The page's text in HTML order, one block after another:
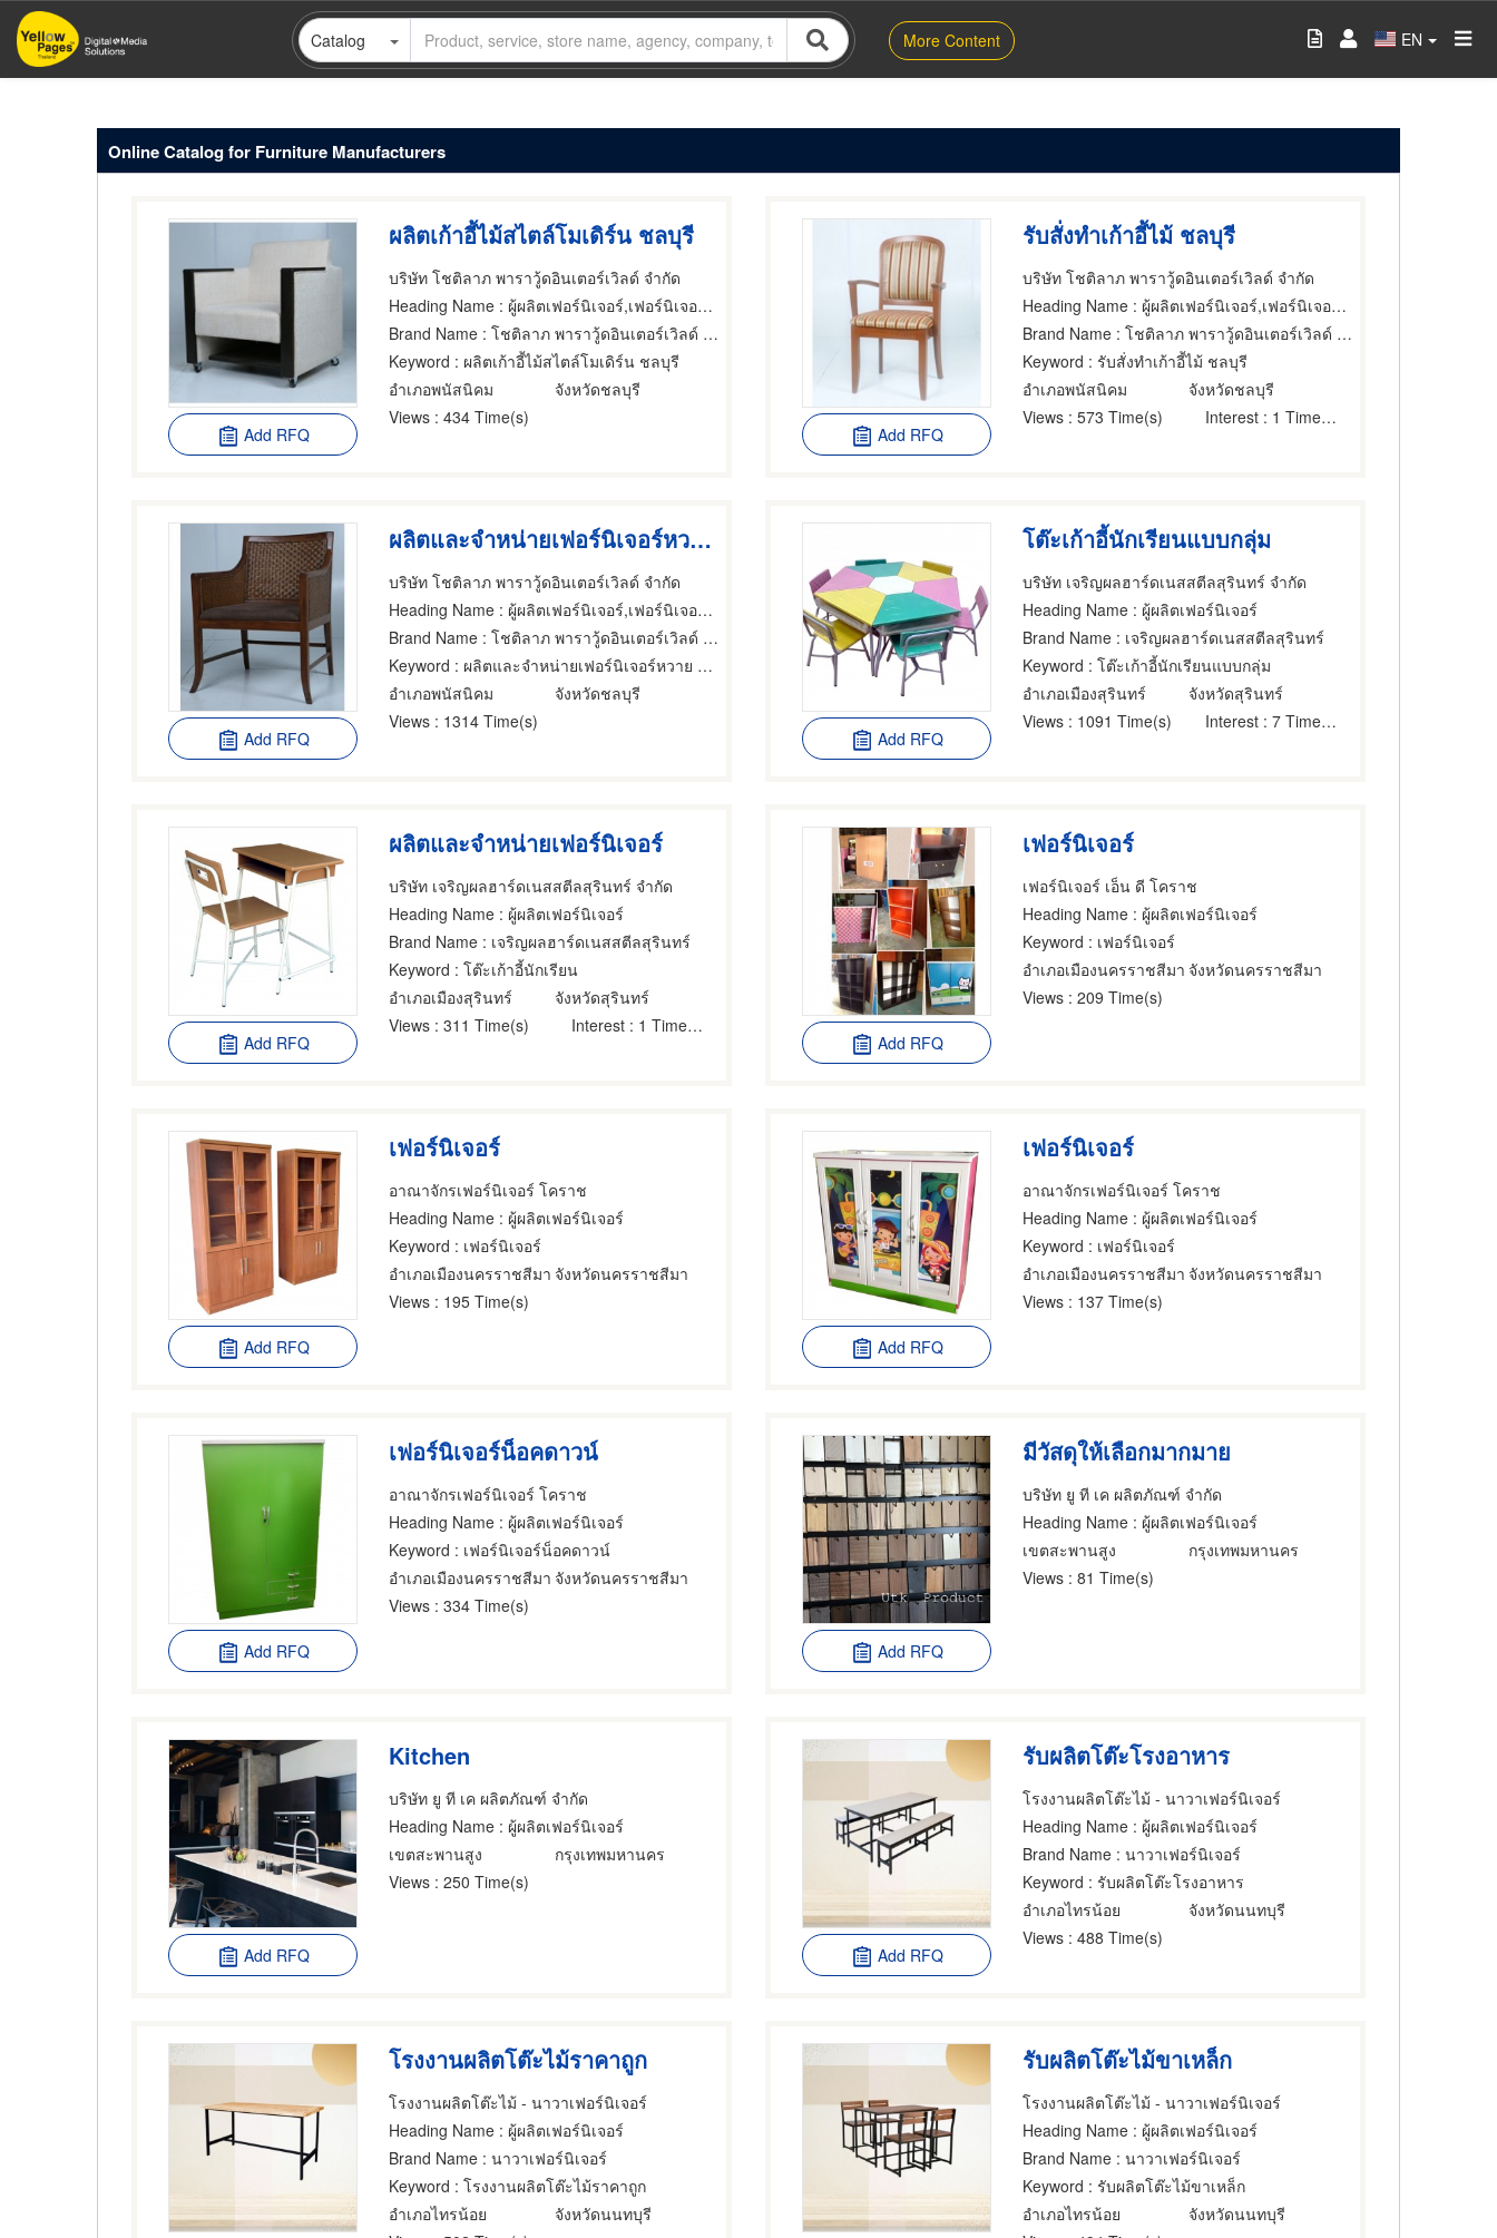
Skip
main
Catalog More Content EN
Online Catalog for Furniture Manufacturers
Add RFQ
ผลิตเก้าอี้ไม้สไตล์โมเดิร์น ชลบุรี
บริษัท โชติลาภ พาราวู้ดอินเตอร์เวิลด์ จำกัด
Heading Name : ผู้ผลิตเฟอร์นิเจอร์,เฟอร์นิเจอร์ทำตามสั่ง,ผู้ผลิตเฟอร์นิเจอร์
Brand Name : โชติลาภ พาราวู้ดอินเตอร์เวิลด์ ชลบุรี
Keyword : ผลิตเก้าอี้ไม้สไตล์โมเดิร์น ชลบุรี
อำเภอพนัสนิคม
จังหวัดชลบุรี
Views : 434 Time(s)
Add RFQ
รับสั่งทำเก้าอี้ไม้ ชลบุรี
บริษัท โชติลาภ พาราวู้ดอินเตอร์เวิลด์ จำกัด
Heading Name : ผู้ผลิตเฟอร์นิเจอร์,เฟอร์นิเจอร์ทำตามสั่ง,ผู้ผลิตเฟอร์นิเจอร์
Brand Name : โชติลาภ พาราวู้ดอินเตอร์เวิลด์ ชลบุรี
Keyword : รับสั่งทำเก้าอี้ไม้ ชลบุรี
อำเภอพนัสนิคม
จังหวัดชลบุรี
Views : 573 Time(s) Interest : 1 Time(s)
Add RFQ
ผลิตและจำหน่ายเฟอร์นิเจอร์หวาย ชลบุรี
บริษัท โชติลาภ พาราวู้ดอินเตอร์เวิลด์ จำกัด
Heading Name : ผู้ผลิตเฟอร์นิเจอร์,เฟอร์นิเจอร์ทำตามสั่ง,ผู้ผลิตเฟอร์นิเจอร์
Brand Name : โชติลาภ พาราวู้ดอินเตอร์เวิลด์ ชลบุรี
Keyword : ผลิตและจำหน่ายเฟอร์นิเจอร์หวาย ชลบุรี
อำเภอพนัสนิคม
จังหวัดชลบุรี
Views : 1314 Time(s)
Add RFQ
โต๊ะเก้าอี้นักเรียนแบบกลุ่ม
บริษัท เจริญผลฮาร์ดเนสสตีลสุรินทร์ จำกัด
Heading Name : ผู้ผลิตเฟอร์นิเจอร์
Brand Name : เจริญผลฮาร์ดเนสสตีลสุรินทร์
Keyword : โต๊ะเก้าอี้นักเรียนแบบกลุ่ม
อำเภอเมืองสุรินทร์
จังหวัดสุรินทร์
Views : 1091 Time(s) Interest : 7 Time(s)
Add RFQ
ผลิตและจำหน่ายเฟอร์นิเจอร์
บริษัท เจริญผลฮาร์ดเนสสตีลสุรินทร์ จำกัด
Heading Name : ผู้ผลิตเฟอร์นิเจอร์
Brand Name : เจริญผลฮาร์ดเนสสตีลสุรินทร์
Keyword : โต๊ะเก้าอี้นักเรียน
อำเภอเมืองสุรินทร์
จังหวัดสุรินทร์
Views : 311 Time(s) Interest : 1 Time(s)
Add RFQ
เฟอร์นิเจอร์
เฟอร์นิเจอร์ เอ็น ดี โคราช
Heading Name : ผู้ผลิตเฟอร์นิเจอร์
Keyword : เฟอร์นิเจอร์
อำเภอเมืองนครราชสีมา จังหวัดนครราชสีมา
Views : 209 Time(s)
Add RFQ
เฟอร์นิเจอร์
อาณาจักรเฟอร์นิเจอร์ โคราช
Heading Name : ผู้ผลิตเฟอร์นิเจอร์
Keyword : เฟอร์นิเจอร์
อำเภอเมืองนครราชสีมา จังหวัดนครราชสีมา
Views : 195 Time(s)
Add RFQ
เฟอร์นิเจอร์
อาณาจักรเฟอร์นิเจอร์ โคราช
Heading Name : ผู้ผลิตเฟอร์นิเจอร์
Keyword : เฟอร์นิเจอร์
อำเภอเมืองนครราชสีมา จังหวัดนครราชสีมา
Views : 137 Time(s)
Add RFQ
เฟอร์นิเจอร์น็อคดาวน์
อาณาจักรเฟอร์นิเจอร์ โคราช
Heading Name : ผู้ผลิตเฟอร์นิเจอร์
Keyword : เฟอร์นิเจอร์น็อคดาวน์
อำเภอเมืองนครราชสีมา จังหวัดนครราชสีมา
Views : 334 Time(s)
Add RFQ
มีวัสดุให้เลือกมากมาย
บริษัท ยู ที เค ผลิตภัณฑ์ จำกัด
Heading Name : ผู้ผลิตเฟอร์นิเจอร์
เขตสะพานสูง
กรุงเทพมหานคร
Views : 81 Time(s)
Add RFQ
Kitchen
บริษัท ยู ที เค ผลิตภัณฑ์ จำกัด
Heading Name : ผู้ผลิตเฟอร์นิเจอร์
เขตสะพานสูง
กรุงเทพมหานคร
Views : 250 Time(s)
Add RFQ
รับผลิตโต๊ะโรงอาหาร
โรงงานผลิตโต๊ะไม้ - นาวาเฟอร์นิเจอร์
Heading Name : ผู้ผลิตเฟอร์นิเจอร์
Brand Name : นาวาเฟอร์นิเจอร์
Keyword : รับผลิตโต๊ะโรงอาหาร
อำเภอไทรน้อย
จังหวัดนนทบุรี
Views : 488 Time(s)
โรงงานผลิตโต๊ะไม้ราคาถูก
โรงงานผลิตโต๊ะไม้ - นาวาเฟอร์นิเจอร์
Heading Name : ผู้ผลิตเฟอร์นิเจอร์
Brand Name : นาวาเฟอร์นิเจอร์
Keyword : โรงงานผลิตโต๊ะไม้ราคาถูก
อำเภอไทรน้อย
จังหวัดนนทบุรี
รับผลิตโต๊ะไม้ขาเหล็ก
โรงงานผลิตโต๊ะไม้ - นาวาเฟอร์นิเจอร์
Heading Name : ผู้ผลิตเฟอร์นิเจอร์
Brand Name : นาวาเฟอร์นิเจอร์
Keyword : รับผลิตโต๊ะไม้ขาเหล็ก
อำเภอไทรน้อย
จังหวัดนนทบุรี